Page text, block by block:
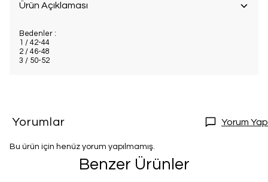
Ürün Açıklaması
Bedenler :
1 / 42-44
2 / 46-48
3 / 50-52
Yorumlar Yorum Yap
Bu ürün için henüz yorum yapılmamış.
Benzer Ürünler